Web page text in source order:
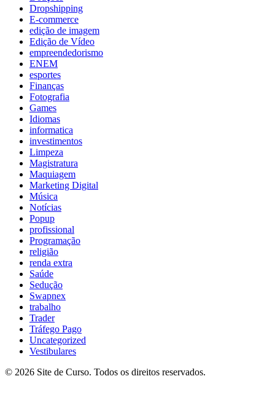
Dropshipping
E-commerce
edição de imagem
Edição de Vídeo
empreendedorismo
ENEM
esportes
Finanças
Fotografia
Games
Idiomas
informatica
investimentos
Limpeza
Magistratura
Maquiagem
Marketing Digital
Música
Notícias
Popup
profissional
Programação
religião
renda extra
Saúde
Sedução
Swapnex
trabalho
Trader
Tráfego Pago
Uncategorized
Vestibulares
© 2026 Site de Curso. Todos os direitos reservados.